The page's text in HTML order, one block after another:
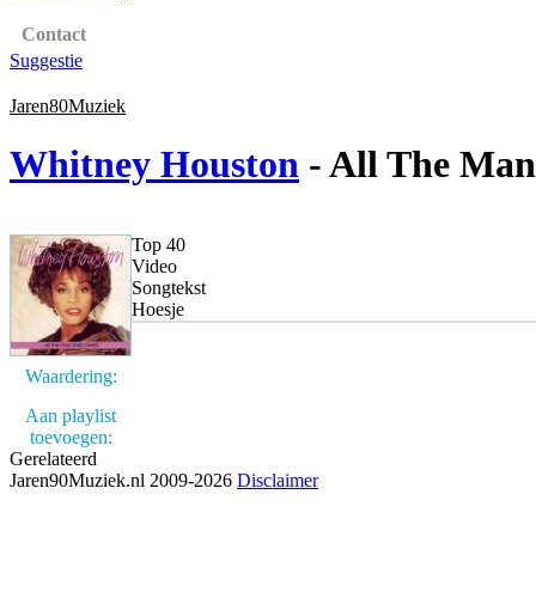
Contact
Suggestie
Jaren80Muziek
Whitney Houston - All The
Waardering:
Aan playlist
toevoegen:
Top 40
Video
Songtekst
Hoesje
Gerelateerd
Jaren90Muziek.nl 2009-2026 Disclaimer